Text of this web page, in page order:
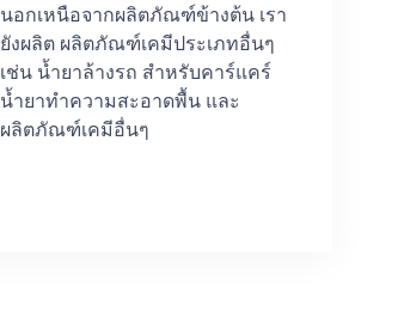
นอกเหนือจากผลิตภัณฑ์ข้างต้น เรา
ยังผลิต ผลิตภัณฑ์เคมีประเภทอื่นๆ
เช่น น้ำยาล้างรถ สำหรับคาร์แคร์
น้ำยาทำความสะอาดพื้น และ
ผลิตภัณฑ์เคมีอื่นๆ